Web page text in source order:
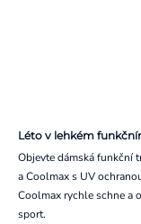
Léto v lehkém
Objevte dámská funkční
a Coolmax s UV
Coolmax rychle schne a
sport.